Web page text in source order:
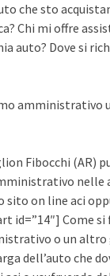
che sto
Chi mi offre
auto? Dove si
amministrativo
Fibocchi (AR)
nelle
sito on line aci
id=”14″] Come si
o un altro
dell’auto che